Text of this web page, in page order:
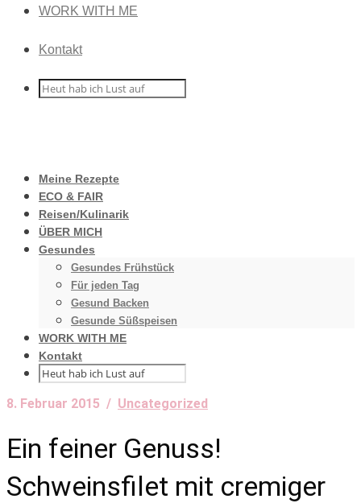
WORK WITH ME
Kontakt
Meine Rezepte
ECO & FAIR
Reisen/Kulinarik
ÜBER MICH
Gesundes
Gesundes Frühstück
Für jeden Tag
Gesund Backen
Gesunde Süßspeisen
WORK WITH ME
Kontakt
8. Februar 2015 / Uncategorized
Ein feiner Genuss!
Schweinsfilet mit cremiger